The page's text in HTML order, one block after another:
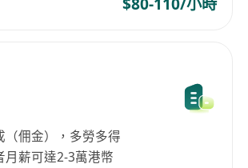
金結算透明、準時發放，無押金、
$80-110/小時
（佣金），多勞多得
月薪可達2-3萬港幣